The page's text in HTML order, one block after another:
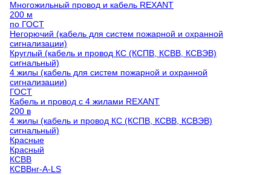
Многожильный провод и кабель REXANT
200 м
по ГОСТ
Негорючий (кабель для систем пожарной и охранной
сигнализации)
Круглый (кабель и провод КС (КСПВ, КСВВ, КСВЭВ)
сигнальный)
4 жилы (кабель для систем пожарной и охранной
сигнализации)
ГОСТ
Кабель и провод с 4 жилами REXANT
200 в
4 жилы (кабель и провод КС (КСПВ, КСВВ, КСВЭВ)
сигнальный)
Красные
Красный
КСВВ
КСВВнг-А-LS